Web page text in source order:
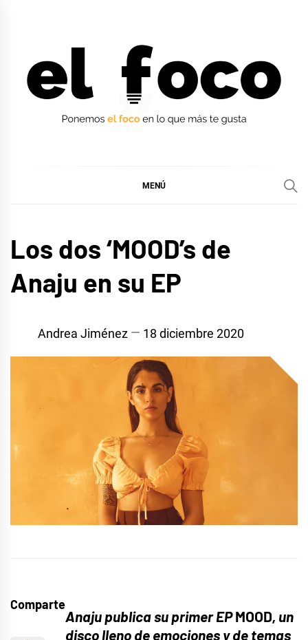
MENÚ
Los dos ‘MOOD’s de
Anaju en su EP
Andrea Jiménez 18 diciembre 2020
Comparte
Anaju publica su primer EPMOOD, un
disco lleno de emociones y de temas